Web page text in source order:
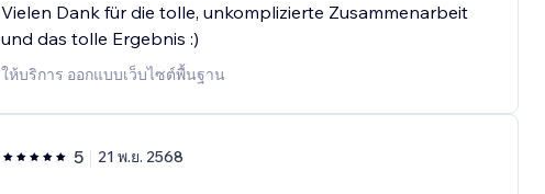
Vielen Dank für die tolle, unkomplizierte Zusammenarbeit
und das tolle Ergebnis :)
ให้บริการ ออกแบบเว็บไซต์พื้นฐาน
5 21 พ.ย. 2568